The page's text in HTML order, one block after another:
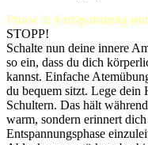
Phase 2: Entspannung
STOPP!
Schalte nun deine innere
so ein, dass du dich
kannst. Einfache
du bequem sitzt. Lege dein
Schultern. Das hält
warm, sondern erinnert
Entspannungsphase